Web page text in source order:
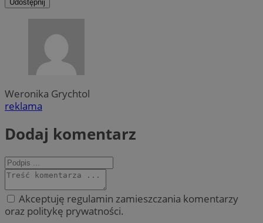
Udostępnij
Weronika Grychtol
reklama
Dodaj komentarz
Akceptuję regulamin zamieszczania komentarzy
oraz politykę prywatności.